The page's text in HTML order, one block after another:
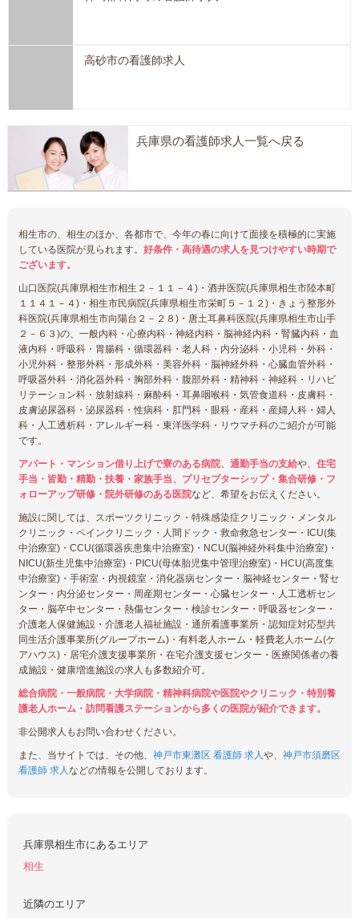
高砂市の看護師求人
兵庫県の看護師求人一覧へ戻る
相生市の、相生のほか、各都市で、今年の春に向けて面接を積極的に実施
している医院が見られます。 好条件・高待遇の求人を見つけやすい時期で
ございます。
山口医院(兵庫県相生市相生２－１１－４)・酒井医院(兵庫県相生市陸本町
１１４１－４)・相生市民病院(兵庫県相生市栄町５－１２)・きょう整形外
科医院(兵庫県相生市向陽台２－２８)・唐土耳鼻科医院(兵庫県相生市山手
２－６３)の、一般内科・心療内科・神経内科・脳神経内科・腎臓内科・血
液内科・呼吸科・胃腸科・循環器科・老人科・内分泌科・小児科・外科・
小児外科・整形外科・形成外科・美容外科・脳神経外科・心臓血管外科・
呼吸器外科・消化器外科・胸部外科・腹部外科・精神科・神経科・リハビ
リテーション科・放射線科・麻酔科・耳鼻咽喉科・気管食道科・皮膚科・
皮膚泌尿器科・泌尿器科・性病科・肛門科・眼科・産科・産婦人科・婦人
科・人工透析科・アレルギー科・東洋医学科・リウマチ科のご紹介が可能
です。
アパート・マンション借り上げで寮のある病院、通勤手当の支給や、 住宅
手当・皆勤・精勤・扶養・家族手当、プリセプターシップ・集合研修・フ
ォローアップ研修・院外研修のある医院など、希望をお伝えください。
施設に関しては、スポーツクリニック・特殊感染症クリニック・メンタル
クリニック・ペインクリニック・人間ドック・救命救急センター・ICU(集
中治療室)・CCU(循環器疾患集中治療室)・NCU(脳神経外科集中治療室)・
NICU(新生児集中治療室)・PICU(母体胎児集中管理治療室)・HCU(高度集
中治療室)・手術室・内視鏡室・消化器病センター・脳神経センター・腎セ
ンター・内分泌センター・周産期センター・心臓センター・人工透析セン
ター・脳卒中センター・熱傷センター・検診センター・呼吸器センター・
介護老人保健施設・介護老人福祉施設・通所看護事業所・認知症対応型共
同生活介護事業所(グループホーム)・有料老人ホーム・軽費老人ホーム(ケ
アハウス)・居宅介護支援事業所・在宅介護支援センター・医療関係者の養
成施設・健康増進施設の求人も多数紹介可。
総合病院・一般病院・大学病院・精神科病院や医院やクリニック・特別養
護老人ホーム・訪問看護ステーションから多くの医院が紹介できます。
非公開求人もお問い合わせください。
また、当サイトでは、その他、 神戸市東灘区 看護師 求人 や、 神戸市須磨区
看護師 求人 などの情報を公開しております。
兵庫県相生市にあるエリア
相生
近隣のエリア